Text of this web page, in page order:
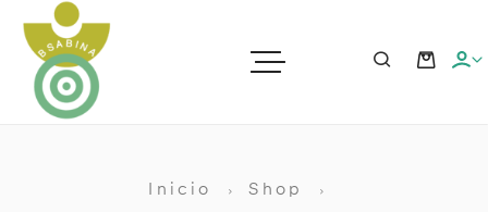
Inicio
Shop